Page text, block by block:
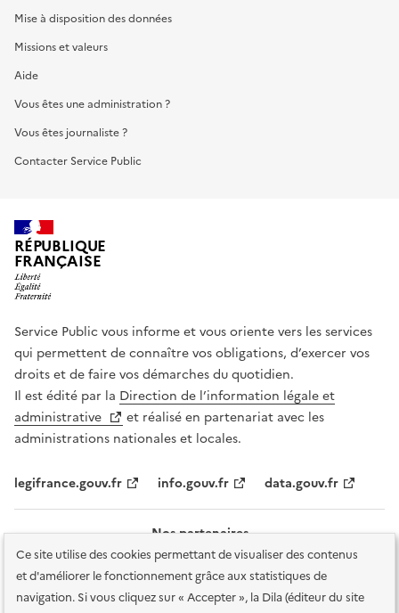
Ce site utilise des cookies permettant de visualiser des contenus
et d'améliorer le fonctionnement grâce aux statistiques de
navigation. Si vous cliquez sur « Accepter », la Dila (éditeur du site
Mise à disposition des données
Missions et valeurs
Aide
Vous êtes une administration ?
Vous êtes journaliste ?
Contacter Service Public
RÉPUBLIQUE
FRANÇAISE
Service Public vous informe et vous oriente vers les services
qui permettent de connaître vos obligations, d’exercer vos
droits et de faire vos démarches du quotidien.
Il est édité par la Direction de l’information légale et
administrative
et réalisé en partenariat avec les
administrations nationales et locales.
legifrance.gouv.fr info.gouv.fr data.gouv.fr
Nos partenaires